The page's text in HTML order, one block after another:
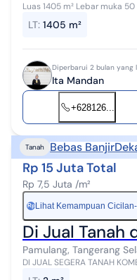
Luas 1405 m² Lebar muka
bangun. Dekat UNPAM. (Nnn...
LT: 1405 m²
Diperbarui 2 bulan yang
Ita Mandan
+628126...
Tanah Bebas Banjir
Rp 15 Juta Total
Rp 7,5 Juta /m²
Rp Lihat Kemampuan
Di Jual Tanah
Pamulang, Tangerang
DI JUAL SEGERA TANAH